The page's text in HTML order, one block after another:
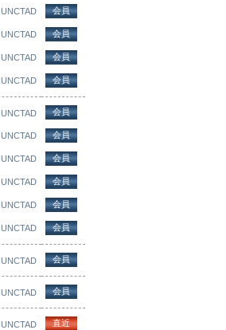
UNCTAD 会員
UNCTAD 会員
UNCTAD 会員
UNCTAD 会員
UNCTAD 会員
UNCTAD 会員
UNCTAD 会員
UNCTAD 会員
UNCTAD 会員
UNCTAD 会員
UNCTAD 会員
UNCTAD 会員
UNCTAD 直近